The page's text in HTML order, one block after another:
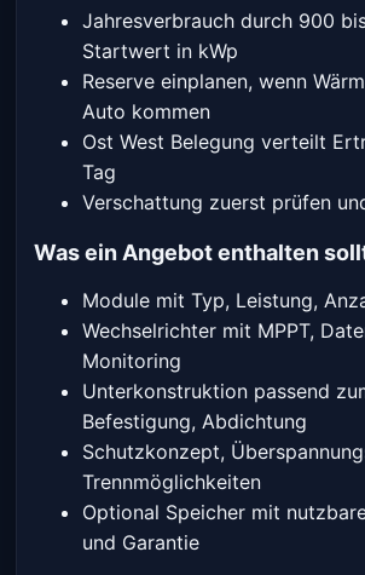
Jahresverbrauch durch 900
Startwert in kWp
Reserve einplanen, wenn
Auto kommen
Ost West Belegung verteilt
Tag
Verschattung zuerst prüfen
Was ein Angebot enthalten
Module mit Typ, Leistung,
Wechselrichter mit MPPT,
Monitoring
Unterkonstruktion passend
Befestigung, Abdichtung
Schutzkonzept,
Trennmöglichkeiten
Optional Speicher mit
und Garantie